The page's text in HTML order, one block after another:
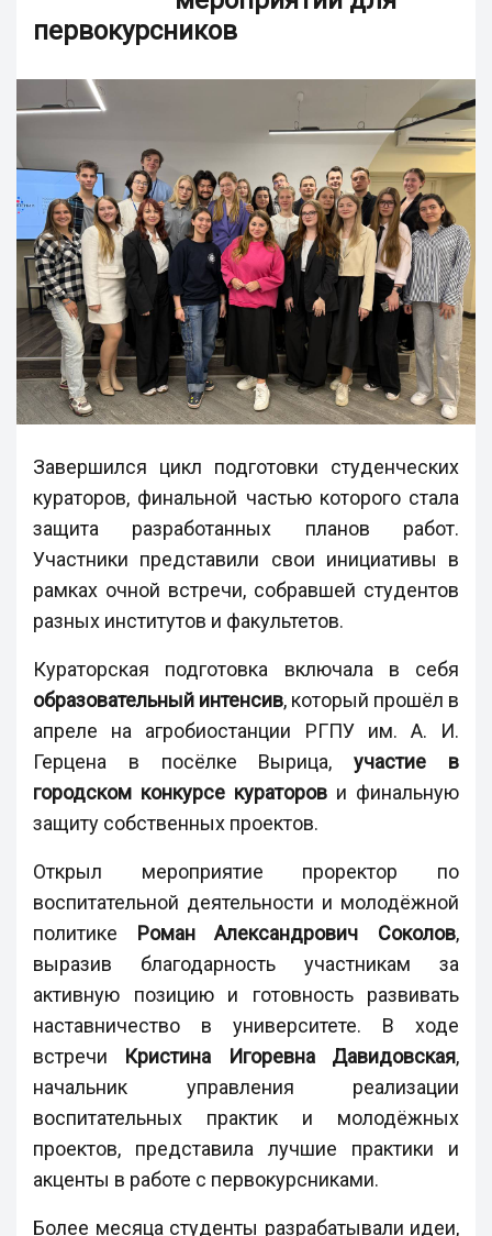
первокурсников
Завершился цикл подготовки студенческих
кураторов, финальной частью которого стала
защита разработанных планов работ.
Участники представили свои инициативы в
рамках очной встречи, собравшей студентов
разных институтов и факультетов.
Кураторская подготовка включала в себя
образовательный интенсив, который прошёл в
апреле на агробиостанции РГПУ им. А. И.
Герцена в посёлке Вырица,участие в
городском конкурсе кураторов и финальную
защиту собственных проектов.
Открыл мероприятие проректор по
воспитательной деятельности и молодёжной
политике Роман Александрович Соколов,
выразив благодарность участникам за
активную позицию и готовность развивать
наставничество в университете. В ходе
встречи Кристина Игоревна Давидовская,
начальник управления реализации
воспитательных практик и молодёжных
проектов, представила лучшие практики и
акценты в работе с первокурсниками.
Более месяца студенты разрабатывали идеи,